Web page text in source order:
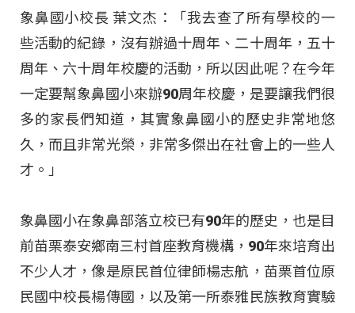
象鼻國小校長 葉文杰：「我去查了所有學校的一
些活動的紀錄，沒有辦過十周年、二十周年，五十
周年、六十周年校慶的活動，所以因此呢？在今年
一定要幫象鼻國小來辦90周年校慶，是要讓我們很
多的家長們知道，其實象鼻國小的歷史非常地悠
久，而且非常光榮，非常多傑出在社會上的一些人
才。」
象鼻國小在象鼻部落立校已有90年的歷史，也是目
前苗栗泰安鄉南三村首座教育機構，90年來培育出
不少人才，像是原民首位律師楊志航，苗栗首位原
民國中校長楊傳國，以及第一所泰雅民族教育實驗